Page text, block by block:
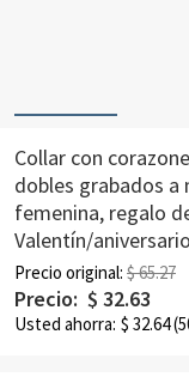
Collar con
dobles grabados a
femenina, regalo
Valentín/
Precio original: $ 65.27
Precio: $ 32.63
Usted ahorra: $ 32.64